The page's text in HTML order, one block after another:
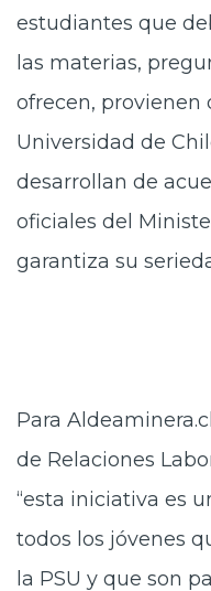
estudiantes que
las materias,
ofrecen, provienen
Universidad de
desarrollan de
oficiales del
garantiza su
Para
de Relaciones
“esta iniciativa es
todos los jóvenes
la PSU y que son